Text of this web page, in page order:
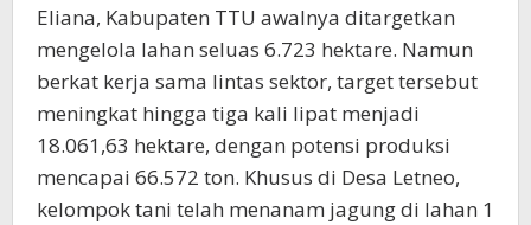
Eliana, Kabupaten TTU awalnya ditargetkan
mengelola lahan seluas 6.723 hektare. Namun
berkat kerja sama lintas sektor, target tersebut
meningkat hingga tiga kali lipat menjadi
18.061,63 hektare, dengan potensi produksi
mencapai 66.572 ton. Khusus di Desa Letneo,
kelompok tani telah menanam jagung di lahan 1